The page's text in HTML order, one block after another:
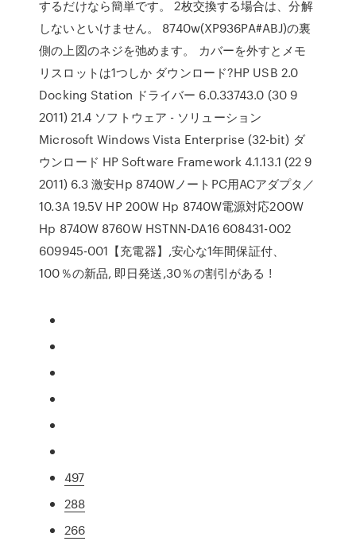
するだけなら簡単です。 2枚交換する場合は、分解
しないといけません。 8740w(XP936PA#ABJ)の裏
側の上図のネジを弛めます。 カバーを外すとメモ
リスロットは1つしか ダウンロード?HP USB 2.0
Docking Station ドライバー 6.0.33743.0 (30 9
2011) 21.4 ソフトウェア - ソリューション
Microsoft Windows Vista Enterprise (32-bit) ダ
ウンロード HP Software Framework 4.1.13.1 (22 9
2011) 6.3 激安Hp 8740WノートPC用ACアダプタ／
10.3A 19.5V HP 200W Hp 8740W電源対応200W
Hp 8740W 8760W HSTNN-DA16 608431-002
609945-001【充電器】,安心な1年間保証付、
100％の新品, 即日発送,30％の割引がある !
497
288
266